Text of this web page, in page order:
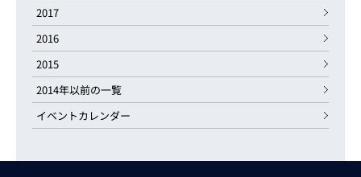
2017
2016
2015
2014年以前の一覧
イベントカレンダー